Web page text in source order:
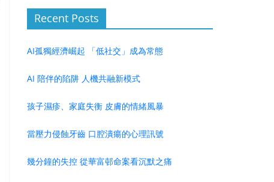
Recent Posts
AI孤獨經濟崛起 「低社交」成為常態
AI 陪伴的陷阱 人機共融新模式
孩子濕疹、家庭失衡 皮膚的情緒風暴
當壓力侵蝕牙齒 口腔潰瘍的心理訊號
幾分鐘的失控 從華富邨命案看沉默之痛